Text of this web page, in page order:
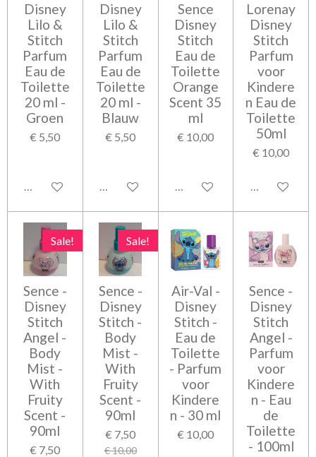
Disney
Lilo &
Stitch
Parfum
Eau de
Toilette
20 ml -
Groen
€ 5,50
Bekijk details
Disney
Lilo &
Stitch
Parfum
Eau de
Toilette
20 ml -
Blauw
€ 5,50
Bekijk details
Sence
Disney
Stitch
Eau de
Toilette
Orange
Scent 35
ml
€ 10,00
Bekijk details
Lorenay
Disney
Stitch
Parfum
voor
Kindere
n Eau de
Toilette
50ml
€ 10,00
Bekijk details
Sale!
Sence -
Disney
Stitch
Angel -
Body
Mist -
With
Fruity
Scent -
90ml
€ 7,50
Sale!
Sence -
Disney
Stitch -
Body
Mist -
With
Fruity
Scent -
90ml
€ 7,50
€ 10,00
Air-Val -
Disney
Stitch -
Eau de
Toilette
- Parfum
voor
Kindere
n - 30 ml
€ 10,00
Sence -
Disney
Stitch
Angel -
Parfum
voor
Kindere
n - Eau
de
Toilette
- 100ml